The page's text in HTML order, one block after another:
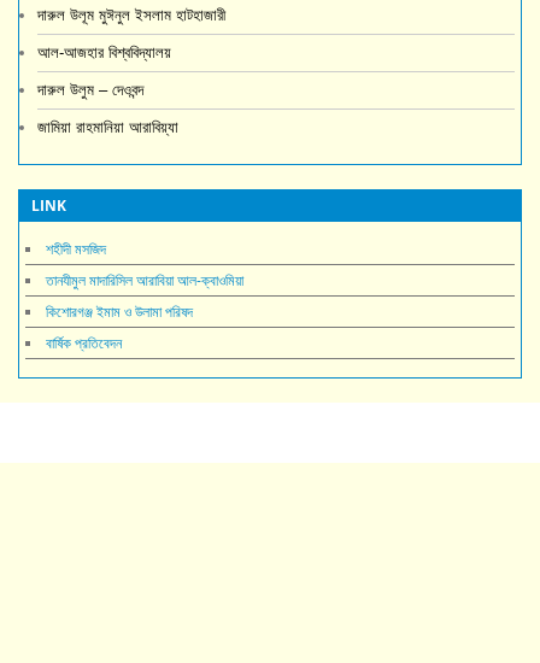
দারুল উলূম মুঈনুল ইসলাম হাটহাজারী
আল-আজহার বিশ্ববিদ্যালয়
দারুল উলুম – দেওবন্দ
জামিয়া রাহমানিয়া আরাবিয়্যা
LINK
শহীদী মসজিদ
তানযীমুল মাদারিসিল আরাবিয়া আল-ক্বাওমিয়া
কিশোরগঞ্জ ইমাম ও উলামা পরিষদ
বার্ষিক প্রতিবেদন